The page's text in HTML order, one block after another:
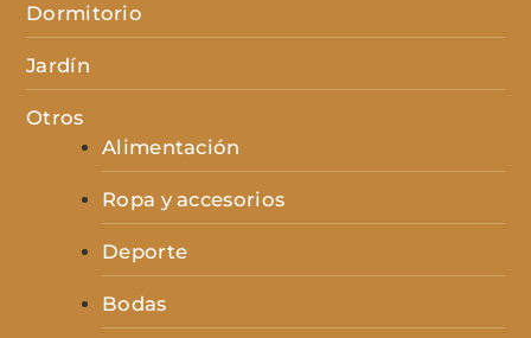
Dormitorio
Jardín
Otros
Alimentación
Ropa y accesorios
Deporte
Bodas